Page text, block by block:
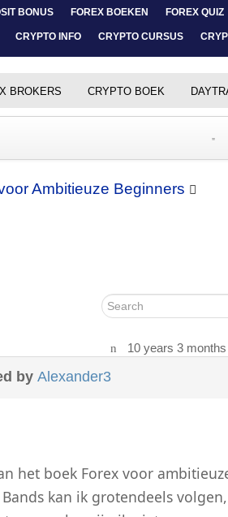
BONUS FOREX BOEKEN FOREX QUIZ
CRYPTO INFO CRYPTO CURSUS
BROKERS CRYPTO BOEK
Ambitieuze Beginners
10 years 3
byAlexander3
het boek Forex voor
kan ik grotendeels